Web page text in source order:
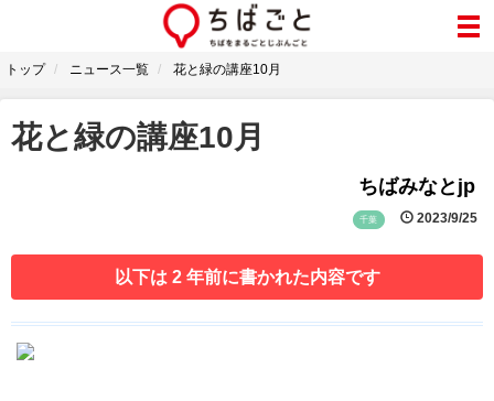
トップ ニュース一覧 花と緑の講座10月
花と緑の講座10月
ちばみなとjp
千葉 2023/9/25
以下は 2 年前に書かれた内容です